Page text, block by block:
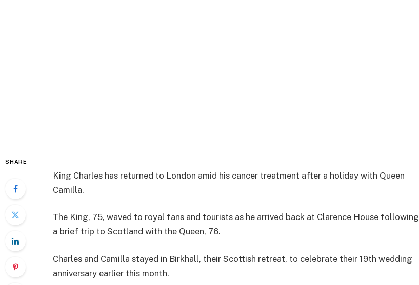
SHARE
King Charles has returned to London amid his cancer treatment after a holiday with Queen
Camilla.
The King, 75, waved to royal fans and tourists as he arrived back at Clarence House following
a brief trip to Scotland with the Queen, 76.
Charles and Camilla stayed in Birkhall, their Scottish retreat, to celebrate their 19th wedding
anniversary earlier this month.